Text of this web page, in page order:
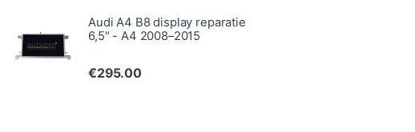
Audi A4 B8 display reparatie
6,5" - A4 2008–2015
€295.00